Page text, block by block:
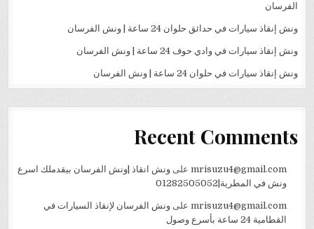
الفرسان
ونش إنقاذ سيارات في حدائق حلوان 24 ساعة | ونش الفرسان
ونش إنقاذ سيارات في وادي حوف 24 ساعة | ونش الفرسان
ونش إنقاذ سيارات في حلوان 24 ساعة | ونش الفرسان
Recent Comments
mrisuzu4@gmail.comعلى ونش انقاذ |ونش الفرسان بيقدملك اسرع
ونش في المطرية|01282505052
mrisuzu4@gmail.comعلى ونش الفرسان لإنقاذ السيارات في
القطامية 24 ساعة بأسرع وصول